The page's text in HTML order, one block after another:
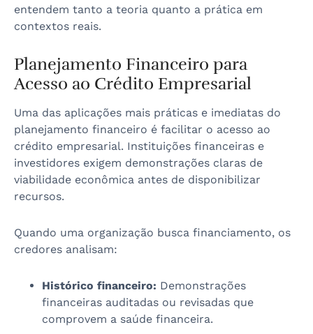
entendem tanto a teoria quanto a prática em
contextos reais.
Planejamento Financeiro para
Acesso ao Crédito Empresarial
Uma das aplicações mais práticas e imediatas do
planejamento financeiro é facilitar o acesso ao
crédito empresarial. Instituições financeiras e
investidores exigem demonstrações claras de
viabilidade econômica antes de disponibilizar
recursos.
Quando uma organização busca financiamento, os
credores analisam:
Histórico financeiro: Demonstrações
financeiras auditadas ou revisadas que
comprovem a saúde financeira.